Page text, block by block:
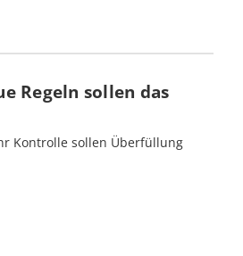
Regeln sollen das
Kontrolle sollen Überfüllung